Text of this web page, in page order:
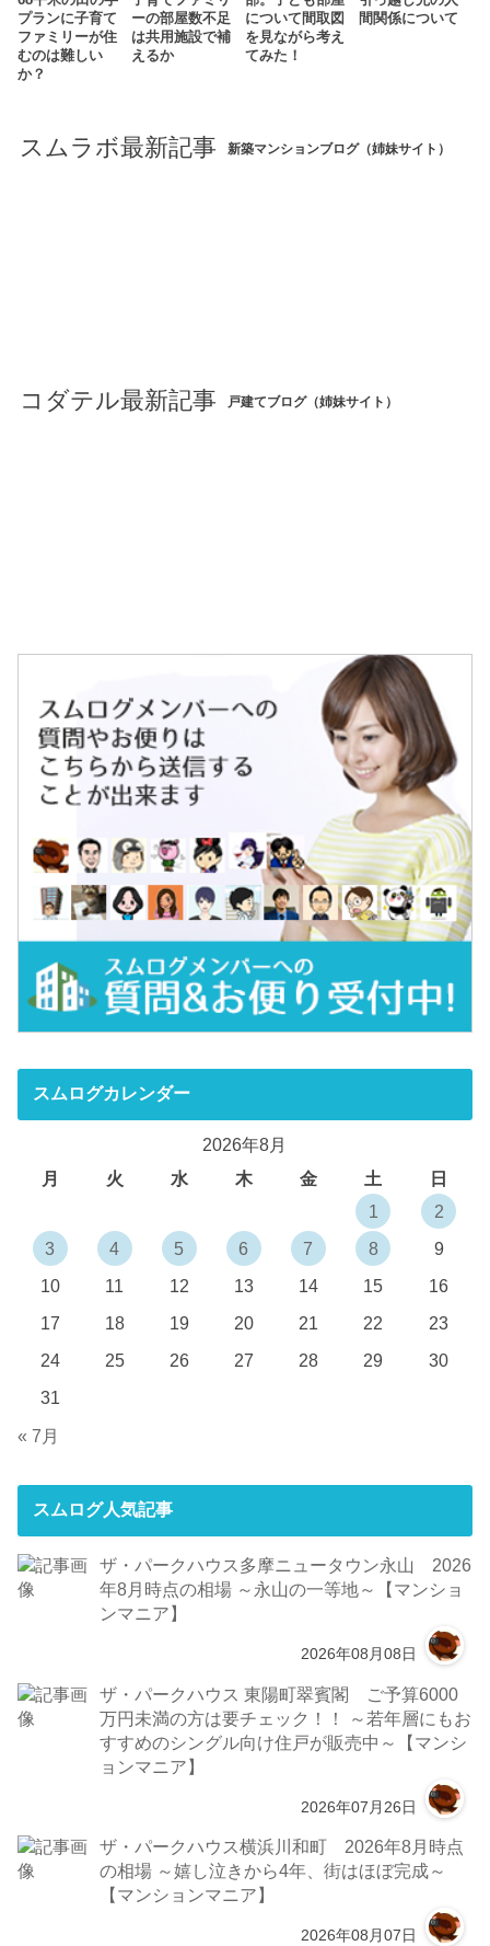
プランに子育て
ファミリーが住
むのは難しい
か？
ーの部屋数不足
は共用施設で補
えるか
について間取図
を見ながら考え
てみた！
間関係について
スムラボ最新記事 新築マンションブログ（姉妹サイト）
コダテル最新記事 戸建てブログ（姉妹サイト）
スムログカレンダー
2026年8月
月
火 水 木 金 土
日
1
2
3
4 5 6 7 8
9
10
11 12 13 14 15
16
17
18 19 20 21 22
23
24
25 26 27 28 29
30
31
« 7月
スムログ人気記事
ザ・パークハウス多摩ニュータウン永山 2026
年8月時点の相場 ～永山の一等地～【マンショ
ンマニア】
2026年08月08日
ザ・パークハウス 東陽町翠賓閣 ご予算6000
万円未満の方は要チェック！！ ～若年層にもお
すすめのシングル向け住戸が販売中～【マンシ
ョンマニア】
2026年07月26日
ザ・パークハウス横浜川和町 2026年8月時点
の相場 ～嬉し泣きから4年、街はほぼ完成～
【マンションマニア】
2026年08月07日